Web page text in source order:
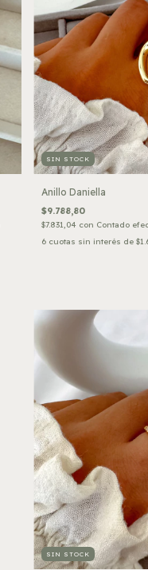
SIN STOCK
Anillo Daniella
$9.788,80
$7.831,04 con Contado
6 cuotas sin interés de
SIN STOCK